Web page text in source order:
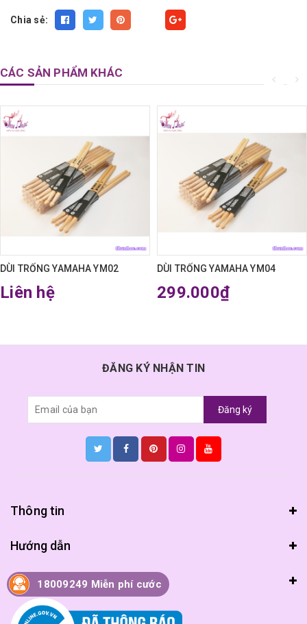
Chia sẻ:
CÁC SẢN PHẨM KHÁC
DÙI TRỐNG YAMAHA YM02
Liên hệ
DÙI TRỐNG YAMAHA YM04
299.000₫
ĐĂNG KÝ NHẬN TIN
Đăng ký
Thông tin
Hướng dẫn
Chính sách
18009249 Miễn phí cước